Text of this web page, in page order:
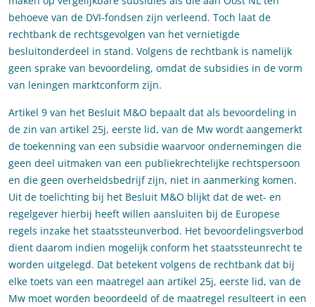
behoeve van de DVI-fondsen zijn verleend. Toch laat de
rechtbank de rechtsgevolgen van het vernietigde
besluitonderdeel in stand. Volgens de rechtbank is namelijk
geen sprake van bevoordeling, omdat de subsidies in de vorm
van leningen marktconform zijn.
Artikel 9 van het Besluit M&O bepaalt dat als bevoordeling in
de zin van artikel 25j, eerste lid, van de Mw wordt aangemerkt
de toekenning van een subsidie waarvoor ondernemingen die
geen deel uitmaken van een publiekrechtelijke rechtspersoon
en die geen overheidsbedrijf zijn, niet in aanmerking komen.
Uit de toelichting bij het Besluit M&O blijkt dat de wet- en
regelgever hierbij heeft willen aansluiten bij de Europese
regels inzake het staatssteunverbod. Het bevoordelingsverbod
dient daarom indien mogelijk conform het staatssteunrecht te
worden uitgelegd. Dat betekent volgens de rechtbank dat bij
elke toets van een maatregel aan artikel 25j, eerste lid, van de
Mw moet worden beoordeeld of de maatregel resulteert in een